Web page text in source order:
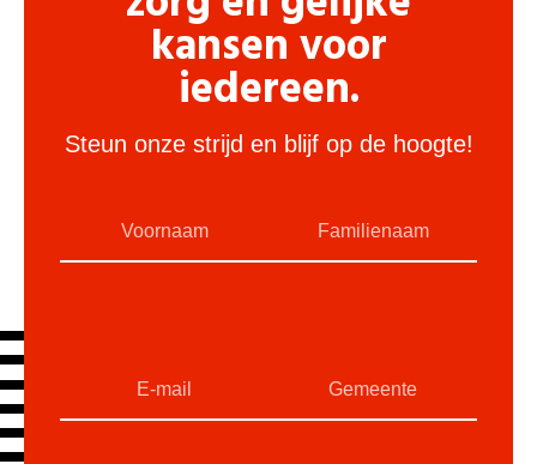
kansen voor
iedereen.
Steun onze strijd en blijf op de hoogte!